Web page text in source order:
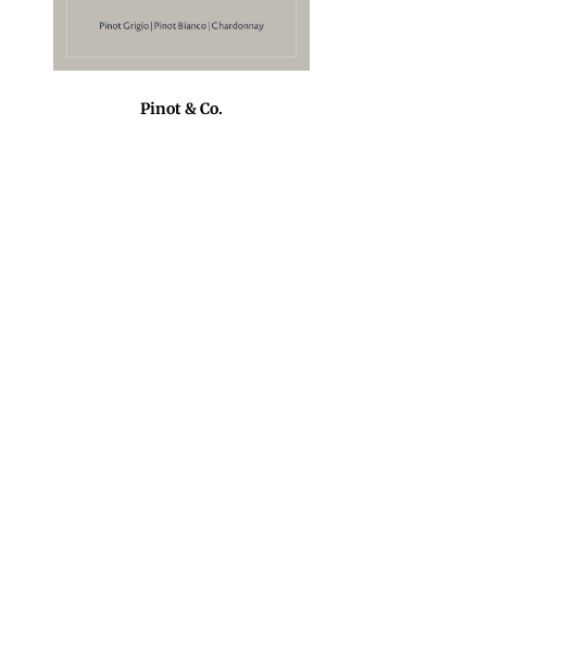
Pinot & Co.